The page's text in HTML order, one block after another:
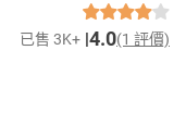
已售 3K+ 4.0(1 評價)